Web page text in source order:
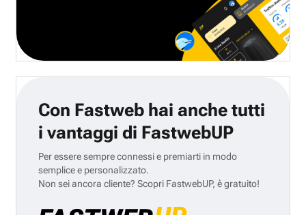
Con Fastweb hai anche tutti
i vantaggi di FastwebUP
Per essere sempre connessi e premiarti in modo
semplice e personalizzato.
Non sei ancora cliente? Scopri FastwebUP, è gratuito!